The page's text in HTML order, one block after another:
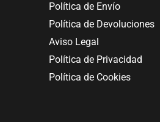
Política de Envío
Política de Devoluciones
Aviso Legal
Política de Privacidad
Política de Cookies